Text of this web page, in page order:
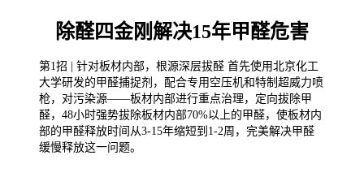
除醛四金刚解决15年甲醛危害
第1招 | 针对板材内部，根源深层拔醛 首先使用北京化工
大学研发的甲醛捕捉剂，配合专用空压机和特制超威力喷
枪，对污染源——板材内部进行重点治理，定向拔除甲
醛，48小时强势拔除板材内部70%以上的甲醛，使板材内
部的甲醛释放时间从3-15年缩短到1-2周，完美解决甲醛
缓慢释放这一问题。